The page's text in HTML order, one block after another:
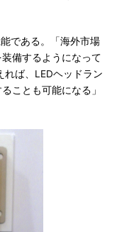
である。「海外市場
備するようになって
れば、LEDヘッドラン
ことも可能になる」